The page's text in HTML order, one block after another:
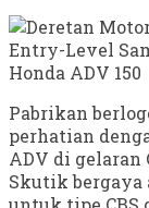
Honda ADV 150
Pabrikan
perhatian
ADV di gelaran
Skutik bergaya